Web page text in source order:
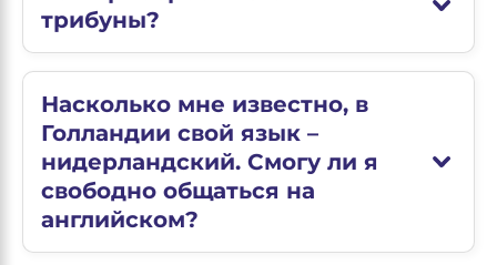
трибуны?
Насколько мне известно, в
Голландии свой язык –
нидерландский. Смогу ли я
свободно общаться на
английском?